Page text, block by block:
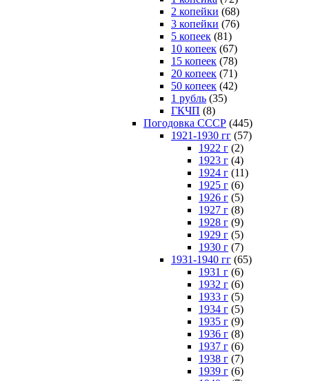
2 копейки (68)
3 копейки (76)
5 копеек (81)
10 копеек (67)
15 копеек (78)
20 копеек (71)
50 копеек (42)
1 рубль (35)
ГКЧП (8)
Погодовка СССР (445)
1921-1930 гг (57)
1922 г (2)
1923 г (4)
1924 г (11)
1925 г (6)
1926 г (5)
1927 г (8)
1928 г (9)
1929 г (5)
1930 г (7)
1931-1940 гг (65)
1931 г (6)
1932 г (6)
1933 г (5)
1934 г (5)
1935 г (9)
1936 г (8)
1937 г (6)
1938 г (7)
1939 г (6)